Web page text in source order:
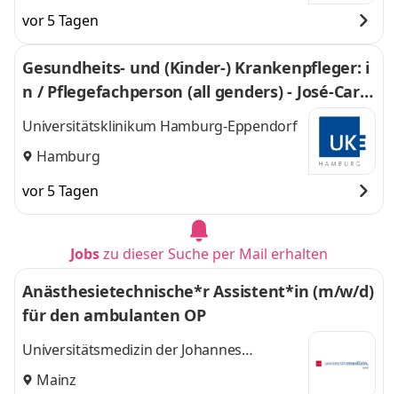
vor 5 Tagen
Gesundheits- und (Kinder-) Krankenpfleger: i
n / Pflegefachperson (all genders) - José-Carr
eras-Leukämie-Station C5A
Universitätsklinikum Hamburg-Eppendorf
Hamburg
vor 5 Tagen
Jobszu dieser Suche per Mail erhalten
Anästhesietechnische*r Assistent*in (m/w/d)
für den ambulanten OP
Universitätsmedizin der Johannes
Gutenberg-Universität Mainz
Mainz